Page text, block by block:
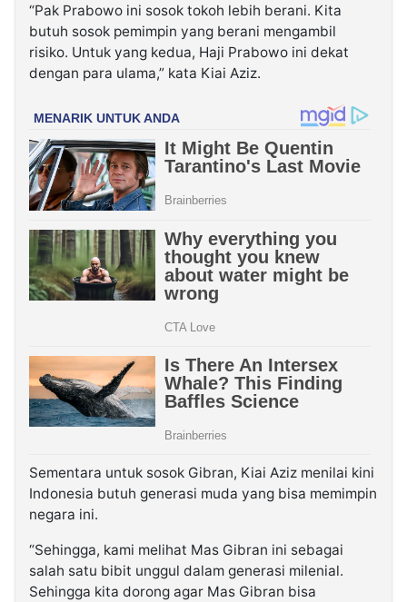
“Pak Prabowo ini sosok tokoh lebih berani. Kita
butuh sosok pemimpin yang berani mengambil
risiko. Untuk yang kedua, Haji Prabowo ini dekat
dengan para ulama,” kata Kiai Aziz.
Sementara untuk sosok Gibran, Kiai Aziz menilai kini
Indonesia butuh generasi muda yang bisa memimpin
negara ini.
“Sehingga, kami melihat Mas Gibran ini sebagai
salah satu bibit unggul dalam generasi milenial.
Sehingga kita dorong agar Mas Gibran bisa